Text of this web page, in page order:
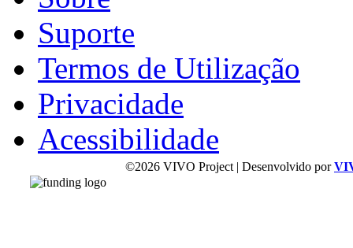
Suporte
Termos de Utilização
Privacidade
Acessibilidade
©2026 VIVO Project | Desenvolvido por